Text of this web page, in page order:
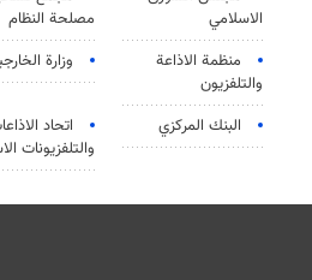
الاسلامي
مصلحة النظام
منظمة الاذاعة
والتلفزیون
وزارة
البنك المركزي
اتحاد
والتلفزيونات